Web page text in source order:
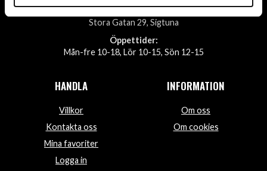
Besök oss:
Stora Gatan 29, Sigtuna
Öppettider:
Mån-fre 10-18, Lör 10-15, Sön 12-15
HANDLA
Villkor
Kontakta oss
Mina favoriter
Logga in
INFORMATION
Om oss
Om cookies